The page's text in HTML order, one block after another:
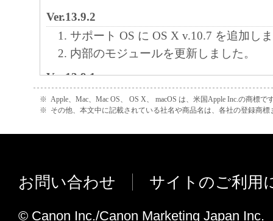
Ver.13.9.2
サポート OS に OS X v.10.7 を追加し
内部のモジュールを更新しました。
Ver.13.9.1
OS X v10.6 に対応しました。
OS X v10.5 に対応しました。
すると、ヘルプウィンドウがScanGear
裏に隠れてしまう不具合を修正しまし
ScanGearを起動してプレビューまたは
※ Apple、Mac、Mac OS、 OS X、 macOS は、米国Apple Inc.の商標で
※ その他、本文中に記載されている社名や商品名は、各社の登録商標
お問い合わせ サイトのご利用
© Canon Inc./Canon Marketing Japan Inc.